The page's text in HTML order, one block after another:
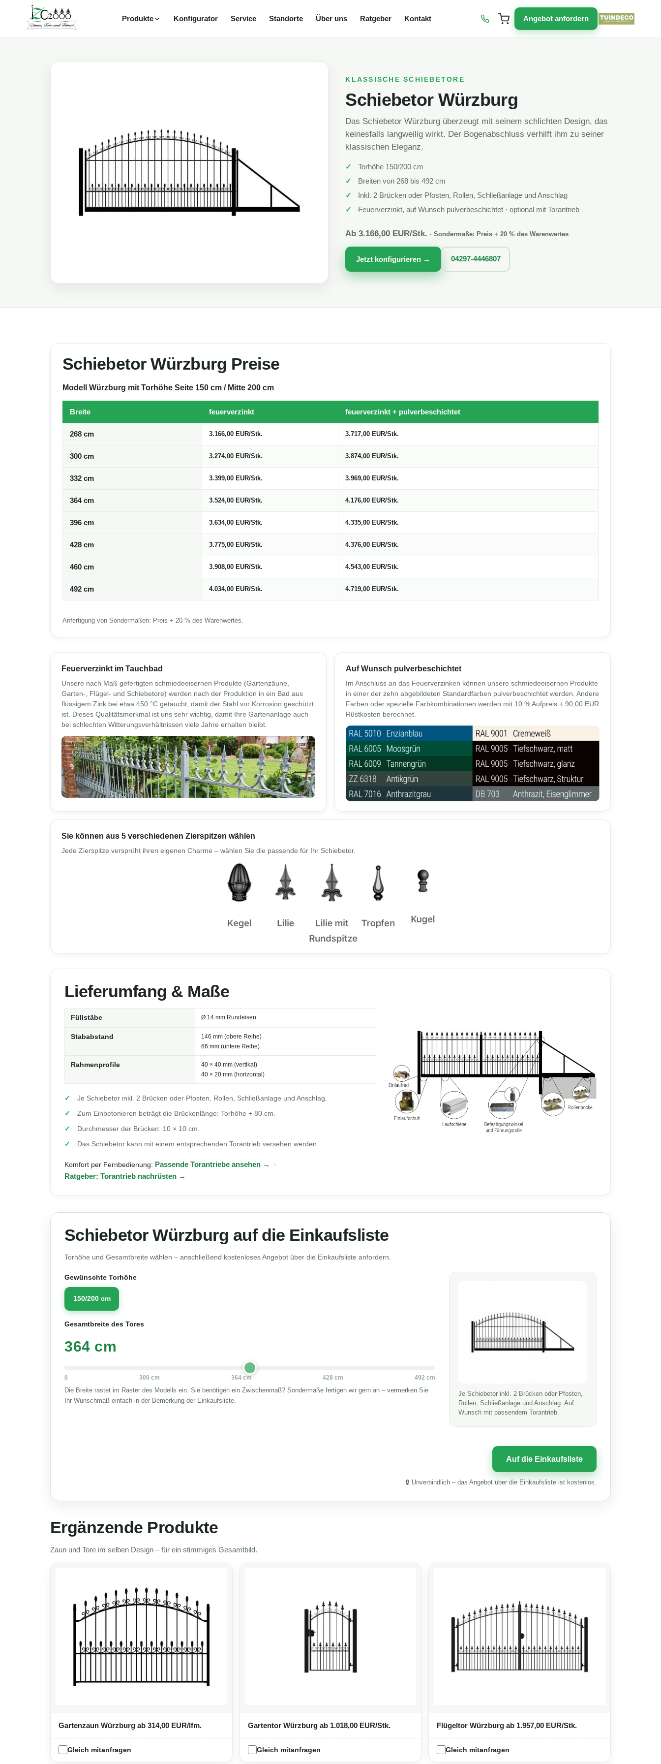
Produkte Konfigurator Service Standorte Über uns Ratgeber Kontakt Angebot anfordern
KLASSISCHE SCHIEBETORE
Schiebetor Würzburg
Das Schiebetor Würzburg überzeugt mit seinem schlichten Design, das
keinesfalls langweilig wirkt. Der Bogenabschluss verhilft ihm zu seiner
klassischen Eleganz.
Torhöhe 150/200 cm
Breiten von 268 bis 492 cm
Inkl. 2 Brücken oder Pfosten, Rollen, Schließanlage und Anschlag
Feuerverzinkt, auf Wunsch pulverbeschichtet · optional mit Torantrieb
Ab 3.166,00 EUR/Stk. · Sondermaße: Preis + 20 % des Warenwertes
Jetzt konfigurieren → 04297-4446807
Schiebetor Würzburg Preise
Modell Würzburg mit Torhöhe Seite 150 cm / Mitte 200 cm
Breite feuerverzinkt feuerverzinkt + pulverbeschichtet
268 cm 3.166,00 EUR/Stk. 3.717,00 EUR/Stk.
300 cm 3.274,00 EUR/Stk. 3.874,00 EUR/Stk.
332 cm 3.399,00 EUR/Stk. 3.969,00 EUR/Stk.
364 cm 3.524,00 EUR/Stk. 4.176,00 EUR/Stk.
396 cm 3.634,00 EUR/Stk. 4.335,00 EUR/Stk.
428 cm 3.775,00 EUR/Stk. 4.376,00 EUR/Stk.
460 cm 3.908,00 EUR/Stk. 4.543,00 EUR/Stk.
492 cm 4.034,00 EUR/Stk. 4.719,00 EUR/Stk.
Anfertigung von Sondermaßen: Preis + 20 % des Warenwertes.
Feuerverzinkt im Tauchbad
Unsere nach Maß gefertigten schmiedeeisernen Produkte (Gartenzäune,
Garten-, Flügel- und Schiebetore) werden nach der Produktion in ein Bad aus
flüssigem Zink bei etwa 450 °C getaucht, damit der Stahl vor Korrosion geschützt
ist. Dieses Qualitätsmerkmal ist uns sehr wichtig, damit Ihre Gartenanlage auch
bei schlechten Witterungsverhältnissen viele Jahre erhalten bleibt.
Auf Wunsch pulverbeschichtet
Im Anschluss an das Feuerverzinken können unsere schmiedeeisernen Produkte
in einer der zehn abgebildeten Standardfarben pulverbeschichtet werden. Andere
Farben oder spezielle Farbkombinationen werden mit 10 % Aufpreis + 90,00 EUR
Rüstkosten berechnet.
Sie können aus 5 verschiedenen Zierspitzen wählen
Jede Zierspitze versprüht ihren eigenen Charme – wählen Sie die passende für Ihr Schiebetor.
Lieferumfang & Maße
Füllstäbe Ø 14 mm Rundeisen
Stababstand
146 mm (obere Reihe)
66 mm (untere Reihe)
Rahmenprofile
40 × 40 mm (vertikal)
40 × 20 mm (horizontal)
Je Schiebetor inkl. 2 Brücken oder Pfosten, Rollen, Schließanlage und Anschlag.
Zum Einbetonieren beträgt die Brückenlänge: Torhöhe + 80 cm.
Durchmesser der Brücken: 10 × 10 cm.
Das Schiebetor kann mit einem entsprechenden Torantrieb versehen werden.
Komfort per Fernbedienung: Passende Torantriebe ansehen →
·
Ratgeber: Torantrieb nachrüsten →
Schiebetor Würzburg auf die Einkaufsliste
Torhöhe und Gesamtbreite wählen – anschließend kostenloses Angebot über die Einkaufsliste anfordern.
Gewünschte Torhöhe
150/200 cm
Gesamtbreite des Tores
364 cm
0 300 cm 364 cm 428 cm
492 cm
Die Breite rastet im Raster des Modells ein. Sie benötigen ein Zwischenmaß? Sondermaße fertigen wir gern an – vermerken Sie
Ihr Wunschmaß einfach in der Bemerkung der Einkaufsliste.
Je Schiebetor inkl. 2 Brücken oder Pfosten,
Rollen, Schließanlage und Anschlag. Auf
Wunsch mit passendem Torantrieb.
🔒 Unverbindlich – das Angebot über die Einkaufsliste ist kostenlos.
Ergänzende Produkte
Zaun und Tore im selben Design – für ein stimmiges Gesamtbild.
Gartenzaun Würzburg ab 314,00 EUR/lfm.
Gleich mitanfragen
Gartentor Würzburg ab 1.018,00 EUR/Stk.
Gleich mitanfragen
Flügeltor Würzburgab 1.957,00 EUR/Stk.
Gleich mitanfragen